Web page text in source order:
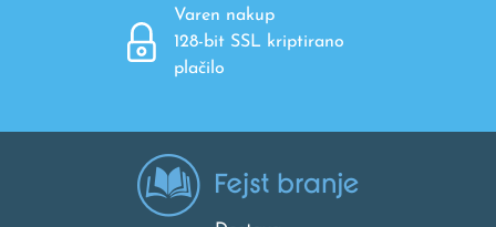
Varen nakup
128-bit SSL kriptirano
plačilo